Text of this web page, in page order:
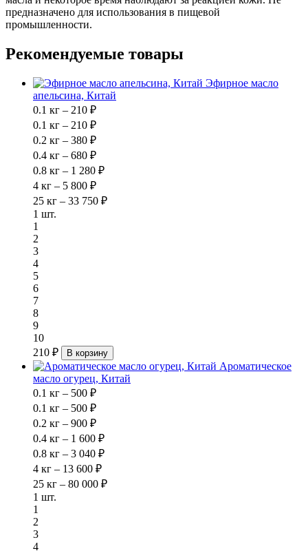
предназначено для использования в пищевой
промышленности.
Рекомендуемые товары
Эфирное масло
апельсина, Китай
0.1 кг – 210 ₽
0.1 кг – 210 ₽
0.2 кг – 380 ₽
0.4 кг – 680 ₽
0.8 кг – 1 280 ₽
4 кг – 5 800 ₽
25 кг – 33 750 ₽
1 шт.
1
2
3
4
5
6
7
8
9
10
210 ₽
В корзину
Ароматическое
масло огурец, Китай
0.1 кг – 500 ₽
0.1 кг – 500 ₽
0.2 кг – 900 ₽
0.4 кг – 1 600 ₽
0.8 кг – 3 040 ₽
4 кг – 13 600 ₽
25 кг – 80 000 ₽
1 шт.
1
2
3
4